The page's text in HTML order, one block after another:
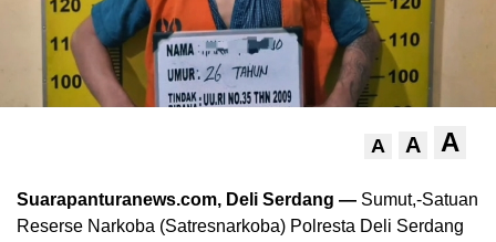
A A A
Suarapanturanews.com, Deli Serdang — Sumut,-Satuan
Reserse Narkoba (Satresnarkoba) Polresta Deli Serdang